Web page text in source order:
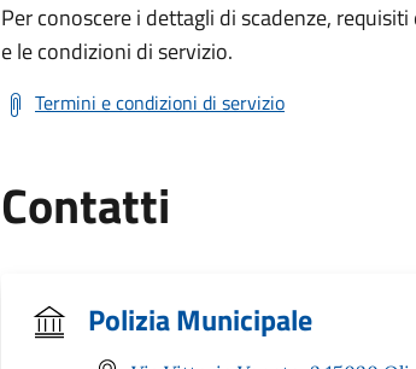
Per conoscere i dettagli di scadenze,
e le condizioni di servizio.
Termini e condizioni di servizio
Contatti
Polizia Municipale